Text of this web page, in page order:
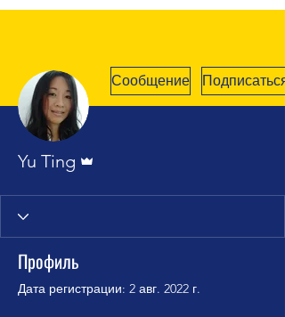
Сообщение Подписаться
Yu Ting
Профиль
Дата регистрации: 2 авг. 2022 г.